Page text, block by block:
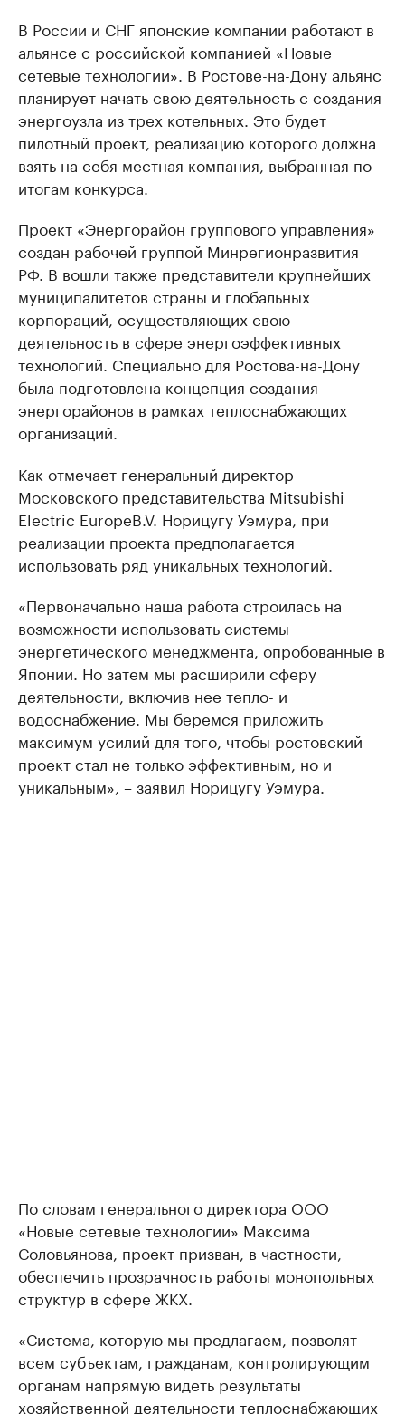
В России и СНГ японские компании работают в
альянсе с российской компанией «Новые
сетевые технологии». В Ростове-на-Дону альянс
планирует начать свою деятельность с создания
энергоузла из трех котельных. Это будет
пилотный проект, реализацию которого должна
взять на себя местная компания, выбранная по
итогам конкурса.
Проект «Энергорайон группового управления»
создан рабочей группой Минрегионразвития
РФ. В вошли также представители крупнейших
муниципалитетов страны и глобальных
корпораций, осуществляющих свою
деятельность в сфере энергоэффективных
технологий. Специально для Ростова-на-Дону
была подготовлена концепция создания
энергорайонов в рамках теплоснабжающих
организаций.
Как отмечает генеральный директор
Московского представительства Mitsubishi
Electric EuropeB.V. Норицугу Уэмура, при
реализации проекта предполагается
использовать ряд уникальных технологий.
«Первоначально наша работа строилась на
возможности использовать системы
энергетического менеджмента, опробованные в
Японии. Но затем мы расширили сферу
деятельности, включив нее тепло- и
водоснабжение. Мы беремся приложить
максимум усилий для того, чтобы ростовский
проект стал не только эффективным, но и
уникальным», – заявил Норицугу Уэмура.
По словам генерального директора ООО
«Новые сетевые технологии» Максима
Соловьянова, проект призван, в частности,
обеспечить прозрачность работы монопольных
структур в сфере ЖКХ.
«Система, которую мы предлагаем, позволят
всем субъектам, гражданам, контролирующим
органам напрямую видеть результаты
хозяйственной деятельности теплоснабжающих